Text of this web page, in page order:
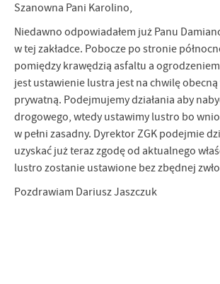
Szanowna Pani Karolino,
Niedawno odpowiadałem już Panu
w tej zakładce. Pobocze po stronie
pomiędzy krawędzią asfaltu a
jest ustawienie lustra jest na chwilę obecną
prywatną. Podejmujemy działania aby
drogowego, wtedy ustawimy lustro bo
w pełni zasadny. Dyrektor ZGK podejmie
uzyskać już teraz zgodę od aktualnego
lustro zostanie ustawione bez zbędnej
Pozdrawiam Dariusz Jaszczuk